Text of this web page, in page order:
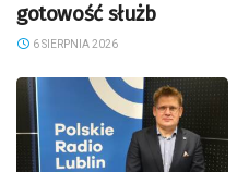
gotowość służb
6 SIERPNIA 2026